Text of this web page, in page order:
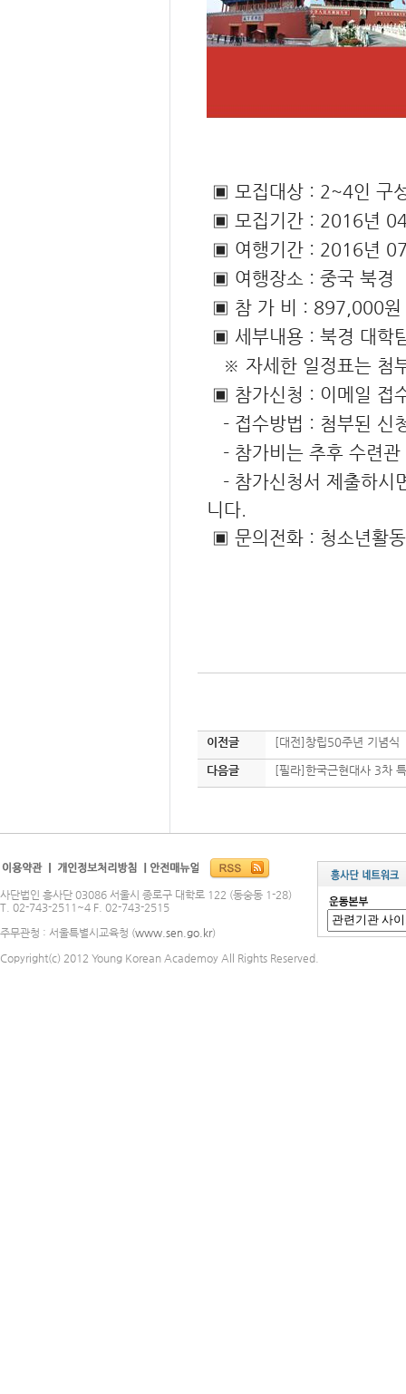
▣ 모집대상 : 2~4인 구
▣ 모집기간 : 2016년
▣ 여행기간 : 2016년
▣ 여행장소 : 중국 북경
▣ 참 가 비 : 897,000원
▣ 세부내용 : 북경 대학
※ 자세한 일정표는 첨
▣ 참가신청 : 이메일 접
- 접수방법 : 첨부된 신
- 참가비는 추후 수련관
- 참가신청서 제출하시
니다.
▣ 문의전화 : 청소년활
이전글 [대전]창립50주년 기념식
다음글 [필라]한국근현대사 3차
사단법인 흥사단 03086 서울시 종로구 대학로 122 (동숭동 1-28)
T. 02-743-2511~4 F. 02-743-2515
주무관청 : 서울특별시교육청 (www.sen.go.kr)
Copyright(c) 2012 Young Korean Academoy All Rights Reserved.